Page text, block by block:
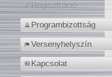
Regisztráció
Programbizottság
Versenyhelyszín
Kapcsolat